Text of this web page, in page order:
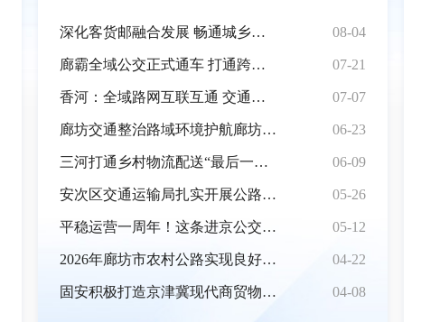
08-04
深化客货邮融合发展 畅通城乡双向流通
07-21
廊霸全域公交正式通车 打通跨城便民通勤新通道
07-07
香河：全域路网互联互通 交通赋能协同发展
06-23
廊坊交通整治路域环境护航廊坊经洽会
06-09
三河打通乡村物流配送“最后一公里”
05-26
安次区交通运输局扎实开展公路养护管理工作
05-12
平稳运营一周年！这条进京公交专线便民通勤再提速
04-22
2026年廊坊市农村公路实现良好开局
04-08
固安积极打造京津冀现代商贸物流新标杆